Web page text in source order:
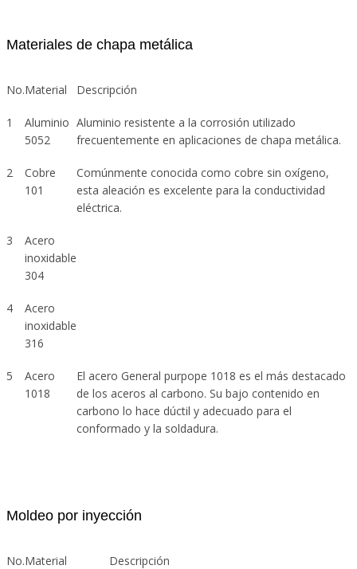
Materiales de chapa metálica
No.Material Descripción
1
Aluminio
5052
Aluminio resistente a la corrosión utilizado
frecuentemente en aplicaciones de chapa metálica.
2
Cobre
101
Comúnmente conocida como cobre sin oxígeno,
esta aleación es excelente para la conductividad
eléctrica.
3
Acero
inoxidable
304
4
Acero
inoxidable
316
5
Acero
1018
El acero General purpope 1018 es el más destacado
de los aceros al carbono. Su bajo contenido en
carbono lo hace dúctil y adecuado para el
conformado y la soldadura.
Moldeo por inyección
No.Material Descripción